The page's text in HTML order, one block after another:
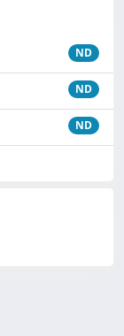
ND
ND
ND